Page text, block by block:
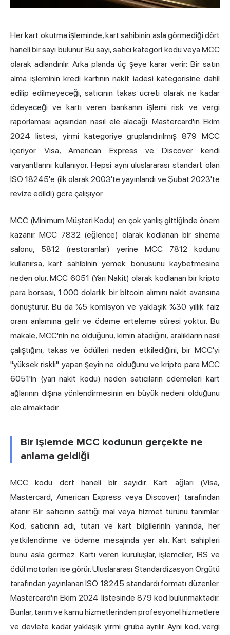
Her kart okutma işleminde, kart sahibinin asla görmediği dört
haneli bir sayı bulunur. Bu sayı, satıcı kategori kodu veya MCC
olarak adlandırılır. Arka planda üç şeye karar verir: Bir satın
alma işlemininkredi kartının nakit iadesi kategorisine dahil
edilip edilmeyeceği, satıcının takas ücreti olarak ne kadar
ödeyeceği ve kartı veren bankanın işlemi risk ve vergi
raporlaması açısından nasıl ele alacağı. Mastercard'ın Ekim
2024 listesi, yirmi kategoriye gruplandırılmış 879 MCC
içeriyor. Visa, American Express ve Discover kendi
varyantlarını kullanıyor. Hepsi aynı uluslararası standart olan
ISO 18245'e (ilk olarak 2003'te yayınlandı ve Şubat 2023'te
revize edildi) göre çalışıyor.
MCC (Minimum Müşteri Kodu) en çok yanlış gittiğinde önem
kazanır. MCC 7832 (eğlence) olarak kodlanan bir sinema
salonu, 5812 (restoranlar) yerine MCC 7812 kodunu
kullanırsa, kart sahibinin yemek bonusunu kaybetmesine
neden olur. MCC 6051 (Yarı Nakit) olarak kodlanan bir kripto
para borsası, 1.000 dolarlık bir bitcoin alımını nakit avansına
dönüştürür. Bu da %5 komisyon ve yaklaşık %30 yıllık faiz
oranı anlamına gelir ve ödeme erteleme süresi yoktur. Bu
makale, MCC'nin ne olduğunu, kimin atadığını, aralıkların nasıl
çalıştığını, takas ve ödülleri neden etkilediğini, bir MCC'yi
"yüksek riskli" yapan şeyin ne olduğunu ve kripto para MCC
6051'in (yarı nakit kodu) neden satıcıların ödemeleri kart
ağlarının dışına yönlendirmesinin en büyük nedeni olduğunu
ele almaktadır.
Bir işlemde MCC kodunun gerçekte ne
anlama geldiği
MCC kodu dört haneli bir sayıdır. Kart ağları (Visa,
Mastercard, American Express veya Discover) tarafından
atanır. Bir satıcının sattığı mal veya hizmet türünü tanımlar.
Kod, satıcının adı, tutarı ve kart bilgilerinin yanında, her
yetkilendirme ve ödeme mesajında yer alır. Kart sahipleri
bunu asla görmez. Kartı veren kuruluşlar, işlemciler, IRS ve
ödül motorları ise görür. Uluslararası Standardizasyon Örgütü
tarafından yayınlanan ISO 18245 standardı formatı düzenler.
Mastercard'ın Ekim 2024 listesinde 879 kod bulunmaktadır.
Bunlar, tarım ve kamu hizmetlerinden profesyonel hizmetlere
ve devlete kadar yaklaşık yirmi gruba ayrılır. Aynı kod, vergi